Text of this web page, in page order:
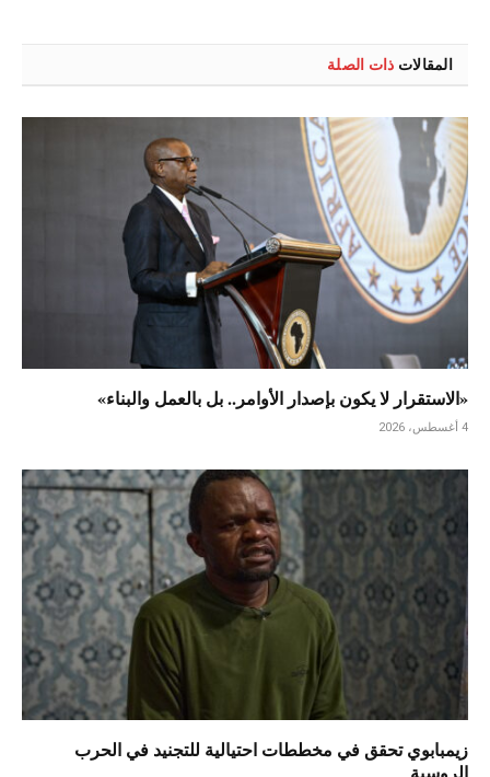
المقالات ذات الصلة
«الاستقرار لا يكون بإصدار الأوامر.. بل بالعمل والبناء»
4 أغسطس، 2026
زيمبابوي تحقق في مخططات احتيالية للتجنيد في الحرب